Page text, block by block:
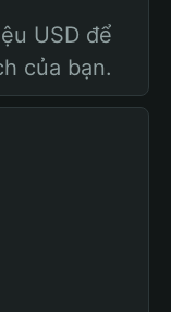
USD để
của bạn.